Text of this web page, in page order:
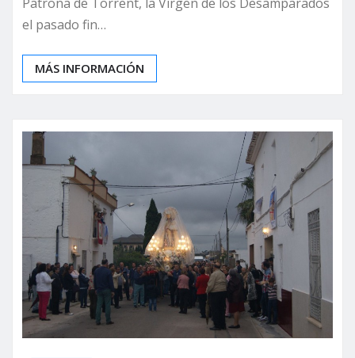
el pasado fin…
MÁS INFORMACIÓN